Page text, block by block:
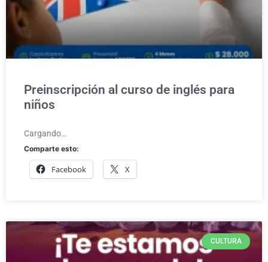
Preinscripción al curso de inglés para
niños
Cargando…
Comparte esto:
Facebook X
CULTURA